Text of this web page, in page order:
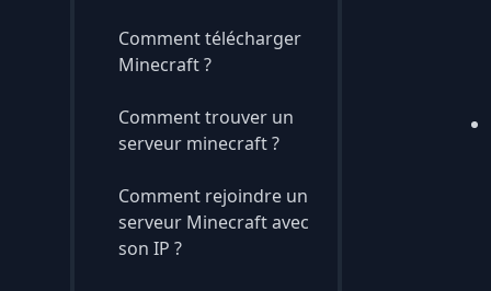
Comment télécharger
Minecraft ?
Comment trouver un
serveur minecraft ?
Comment rejoindre un
serveur Minecraft avec
son IP ?